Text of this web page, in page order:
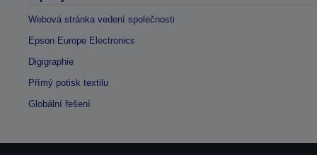
Webová stránka vedení společnosti
Epson Europe Electronics
Digigraphie
Přímý potisk textilu
Globální řešení